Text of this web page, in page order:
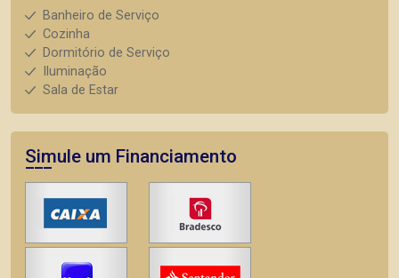
Banheiro de Serviço
Cozinha
Dormitório de Serviço
Iluminação
Sala de Estar
Simule um Financiamento